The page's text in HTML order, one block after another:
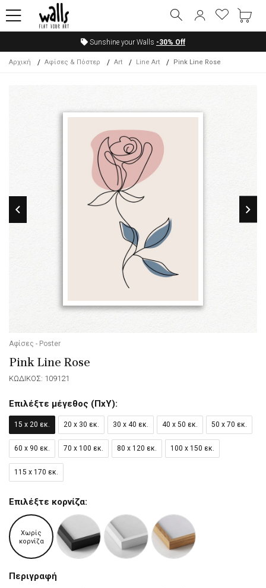
Sunshine your Walls -30% Off
Αρχική Αφίσες & Πόστερ Art Line Art Pink Line Rose
Αφίσες - Poster
Pink Line Rose
ΚΩΔΙΚΟΣ: 109121
Επιλέξτε μέγεθος (ΠxΥ):
15 x 20 εκ. 20 x 30 εκ. 30 x 40 εκ. 40 x 50 εκ. 50 x 70 εκ.
60 x 90 εκ. 70 x 100 εκ. 80 x 120 εκ. 100 x 150 εκ.
115 x 170 εκ.
Επιλέξτε κορνίζα:
Χωρίς
κορνίζα
Περιγραφή